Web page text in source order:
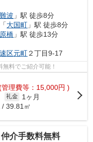
波 」駅 徒歩8分
「大国町 」駅 徒歩8分
橋 」駅 徒歩13分
区元町２丁目9-17
料でご紹介可能！
管理費等：15,000円 )
礼金
1ヶ月
39.81㎡
介手数料無料